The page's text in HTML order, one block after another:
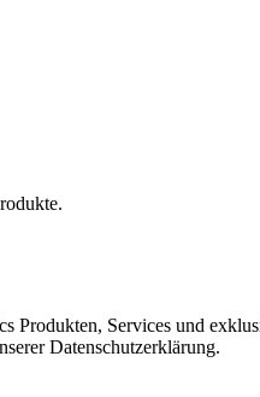
Produkten, Services und
Datenschutzerklärung.